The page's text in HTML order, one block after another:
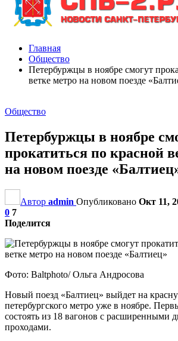
Главная
Общество
Петербуржцы в ноябре смогут
ветке метро на новом поезде
Общество
Петербуржцы в ноябре
прокатиться по красной
на новом поезде
Автор admin Опубликовано Окт 11,
0 7
Поделится
Фото: Baltphoto/ Ольга Андросова
Новый поезд «Балтиец» выйдет на
петербургского метро уже в ноябре.
состоять из 18 вагонов с расширенными
проходами.